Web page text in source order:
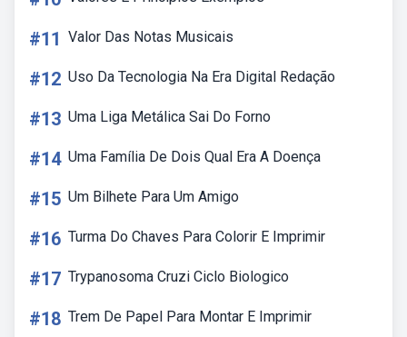
#11 Valor Das Notas Musicais
#12 Uso Da Tecnologia Na Era Digital Redação
#13 Uma Liga Metálica Sai Do Forno
#14 Uma Família De Dois Qual Era A Doença
#15 Um Bilhete Para Um Amigo
#16 Turma Do Chaves Para Colorir E Imprimir
#17 Trypanosoma Cruzi Ciclo Biologico
#18 Trem De Papel Para Montar E Imprimir